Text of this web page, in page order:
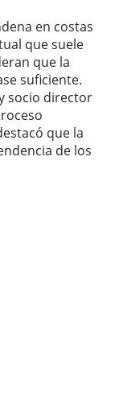
en costas
que suele
que la
suficiente.
socio director
que la
de los